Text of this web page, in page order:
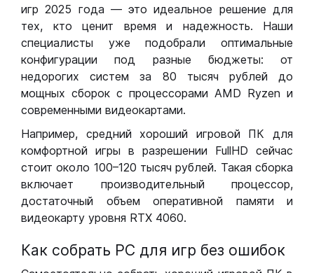
игр 2025 года — это идеальное решение для
тех, кто ценит время и надежность. Наши
специалисты уже подобрали оптимальные
конфигурации под разные бюджеты: от
недорогих систем за 80 тысяч рублей до
мощных сборок с процессорами AMD Ryzen и
современными видеокартами.
Например, средний хороший игровой ПК для
комфортной игры в разрешении FullHD сейчас
стоит около 100–120 тысяч рублей. Такая сборка
включает производительный процессор,
достаточный объем оперативной памяти и
видеокарту уровня RTX 4060.
Как собрать РС для игр без ошибок